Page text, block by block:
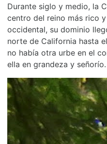
Durante siglo y medio, la
centro del reino más rico
occidental, su dominio
norte de California hasta
no había otra urbe en el
ella en grandeza y señorío.